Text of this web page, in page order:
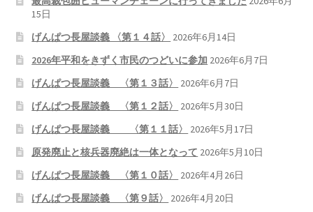
15日
げんぱつ長屋談義 〈第１４話〉
2026年6月14日
2026年平和をきずく市民のつどいに参加 2026年6月7日
げんぱつ長屋談義 〈第１３話〉
2026年6月7日
げんぱつ長屋談義 〈第１２話〉
2026年5月30日
げんぱつ長屋談義 〈第１１話〉
2026年5月17日
原発廃止と核兵器廃絶は一体となって 2026年5月10日
げんぱつ長屋談義 〈第１０話〉
2026年4月26日
げんぱつ長屋談義 〈第９話〉
2026年4月20日